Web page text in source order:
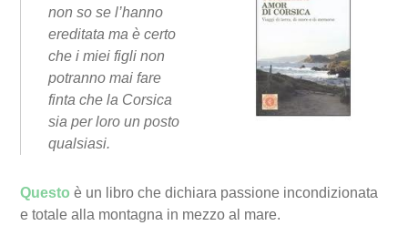
non so se l’hanno
ereditata ma è certo
che i miei figli non
potranno mai fare
finta che la Corsica
sia per loro un posto
qualsiasi.
Questoè un libro che dichiara passione incondizionata
e totale alla montagna in mezzo al mare.